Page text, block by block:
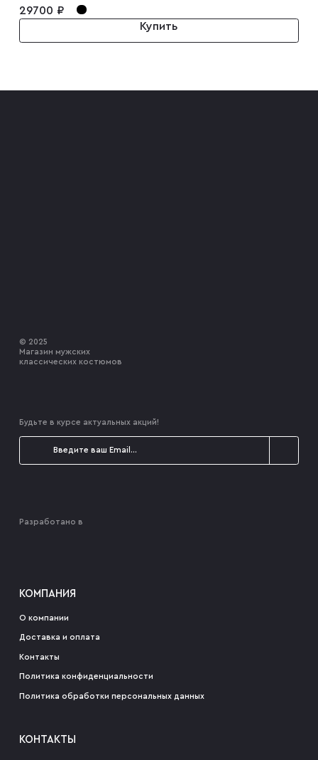
29700 ₽
Купить
© 2025
Магазин мужских
классических костюмов
Будьте в курсе актуальных акций!
Разработано в
КОМПАНИЯ
О компании
Доставка и оплата
Контакты
Политика конфиденциальности
Политика обработки персональных данных
КОНТАКТЫ